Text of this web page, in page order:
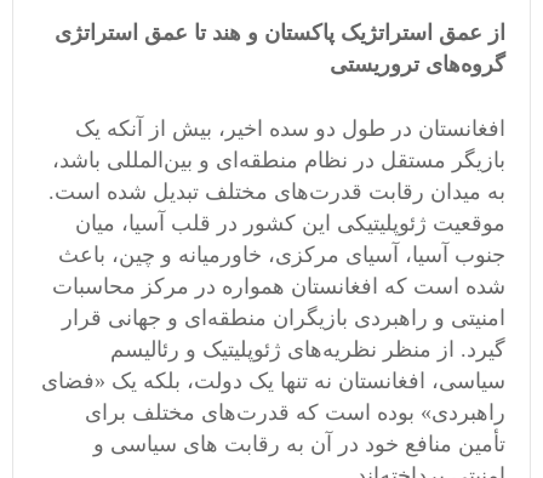
از عمق استراتژیک پاکستان و هند تا عمق استراتژی
گروه‌های تروریستی
افغانستان در طول دو سده اخیر، بیش از آنکه یک
بازیگر مستقل در نظام منطقه‌ای و بین‌المللی باشد،
به میدان رقابت قدرت‌های مختلف تبدیل شده است.
موقعیت ژئوپلیتیکی این کشور در قلب آسیا، میان
جنوب آسیا، آسیای مرکزی، خاورمیانه و چین، باعث
شده است که افغانستان همواره در مرکز محاسبات
امنیتی و راهبردی بازیگران منطقه‌ای و جهانی قرار
گیرد. از منظر نظریه‌های ژئوپلیتیک و رئالیسم
سیاسی، افغانستان نه تنها یک دولت، بلکه یک «فضای
راهبردی» بوده است که قدرت‌های مختلف برای
تأمین منافع خود در آن به رقابت های سیاسی و